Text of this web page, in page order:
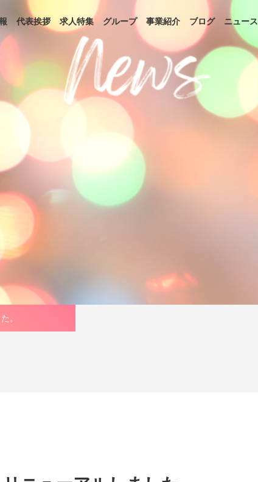
代表挨拶 求人特集 グループ 事業紹介 ブログ ニュース
。